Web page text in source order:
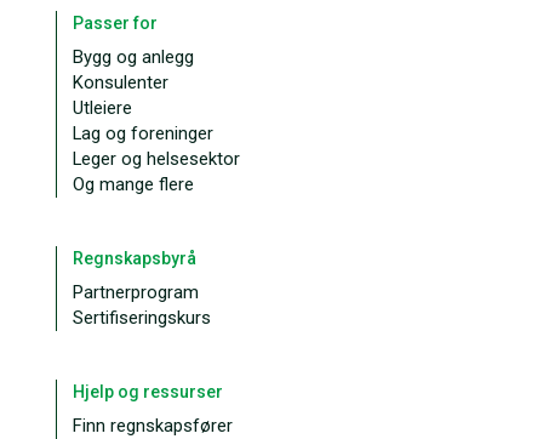
Passer for
Bygg og anlegg
Konsulenter
Utleiere
Lag og foreninger
Leger og helsesektor
Og mange flere
Regnskapsbyrå
Partnerprogram
Sertifiseringskurs
Hjelp og ressurser
Finn regnskapsfører